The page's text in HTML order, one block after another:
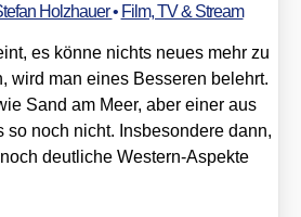
Holzhauer• Film, TV & Stream
es kön­ne nichts neu­es mehr zu
wird man eines Bes­se­ren belehrt.
Sand am Meer, aber einer aus
so noch nicht. Ins­be­son­de­re dann,
deut­li­che Wes­tern-Aspek­te